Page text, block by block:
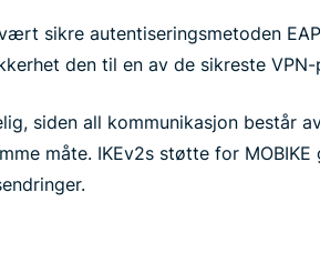
sikre autentiseringsmetoden
den til en av de sikreste
siden all kommunikasjon består
måte. IKEv2s støtte for